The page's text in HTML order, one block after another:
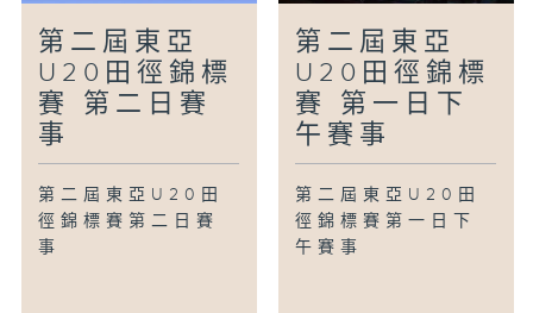
第二屆東亞
U20田徑錦標
賽 第二日賽
事
第二屆東亞U20田
徑錦標賽第二日賽
事
第二屆東亞
U20田徑錦標
賽 第一日下
午賽事
第二屆東亞U20田
徑錦標賽第一日下
午賽事